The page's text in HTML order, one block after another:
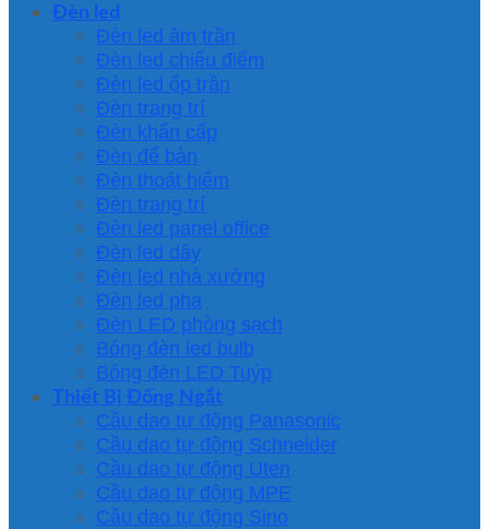
Đèn led
Đèn led âm trần
Đèn led chiếu điểm
Đèn led ốp trần
Đèn trang trí
Đèn khẩn cấp
Đèn để bàn
Đèn thoát hiểm
Đèn trang trí
Đèn led panel office
Đèn led dây
Đèn led nhà xưởng
Đèn led pha
Đèn LED phòng sạch
Bóng đèn led bulb
Bóng đèn LED Tuýp
Thiết Bị Đống Ngắt
Cầu dao tự động Panasonic
Cầu dao tự động Schneider
Cầu dao tự động Uten
Cầu dao tự động MPE
Cầu dao tự động Sino